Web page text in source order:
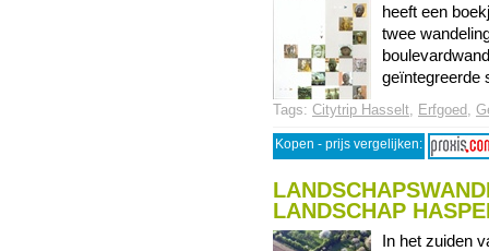
heeft een
twee
geïntegreerde
Tags: Citytrip Hasselt, Erfgoed ,
Kopen - prijs vergelijken:
LANDSCHAP
In het zuiden